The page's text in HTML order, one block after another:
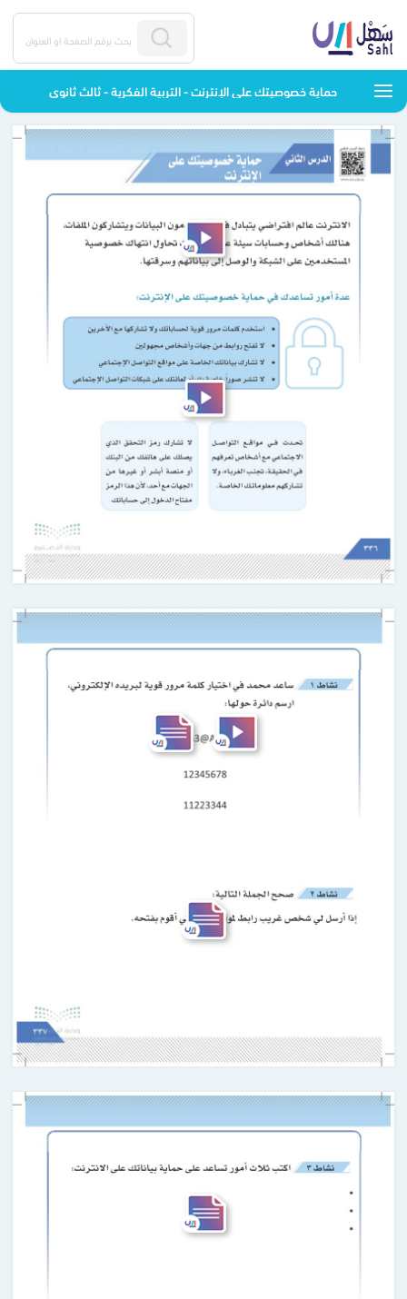
حماية خصوصيتك على الإنترنت - التربية الفكرية - ثالث ثانوي